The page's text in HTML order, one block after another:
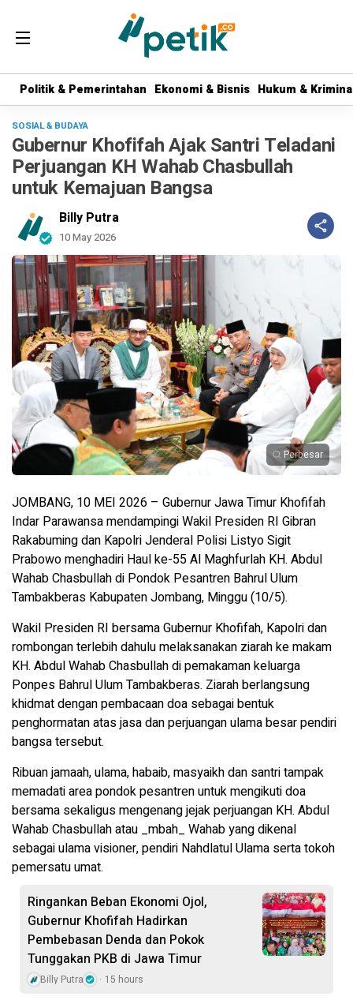
Politik & Pemerintahan Ekonomi & Bisnis Hukum &
Politik & Pemerintahan Ekonomi & Bisnis Hukum &
SOSIAL & BUDAYA
Gubernur Khofifah Ajak Santri Teladani
Perjuangan KH Wahab Chasbullah
untuk Kemajuan Bangsa
Billy Putra
10 May 2026
Perbesar
JOMBANG, 10 MEI 2026 – Gubernur Jawa Timur Khofifah
Indar Parawansa mendampingi Wakil Presiden RI Gibran
Rakabuming dan Kapolri Jenderal Polisi Listyo Sigit
Prabowo menghadiri Haul ke-55 Al Maghfurlah KH. Abdul
Wahab Chasbullah di Pondok Pesantren Bahrul Ulum
Tambakberas Kabupaten Jombang, Minggu (10/5).
Wakil Presiden RI bersama Gubernur Khofifah, Kapolri dan
rombongan terlebih dahulu melaksanakan ziarah ke makam
KH. Abdul Wahab Chasbullah di pemakaman keluarga
Ponpes Bahrul Ulum Tambakberas. Ziarah berlangsung
khidmat dengan pembacaan doa sebagai bentuk
penghormatan atas jasa dan perjuangan ulama besar pendiri
bangsa tersebut.
Ribuan jamaah, ulama, habaib, masyaikh dan santri tampak
memadati area pondok pesantren untuk mengikuti doa
bersama sekaligus mengenang jejak perjuangan KH. Abdul
Wahab Chasbullah atau _mbah_ Wahab yang dikenal
sebagai ulama visioner, pendiri Nahdlatul Ulama serta tokoh
pemersatu umat.
Ringankan Beban Ekonomi Ojol,
Gubernur Khofifah Hadirkan
Pembebasan Denda dan Pokok
Tunggakan PKB di Jawa Timur
Billy Putra 15 hours